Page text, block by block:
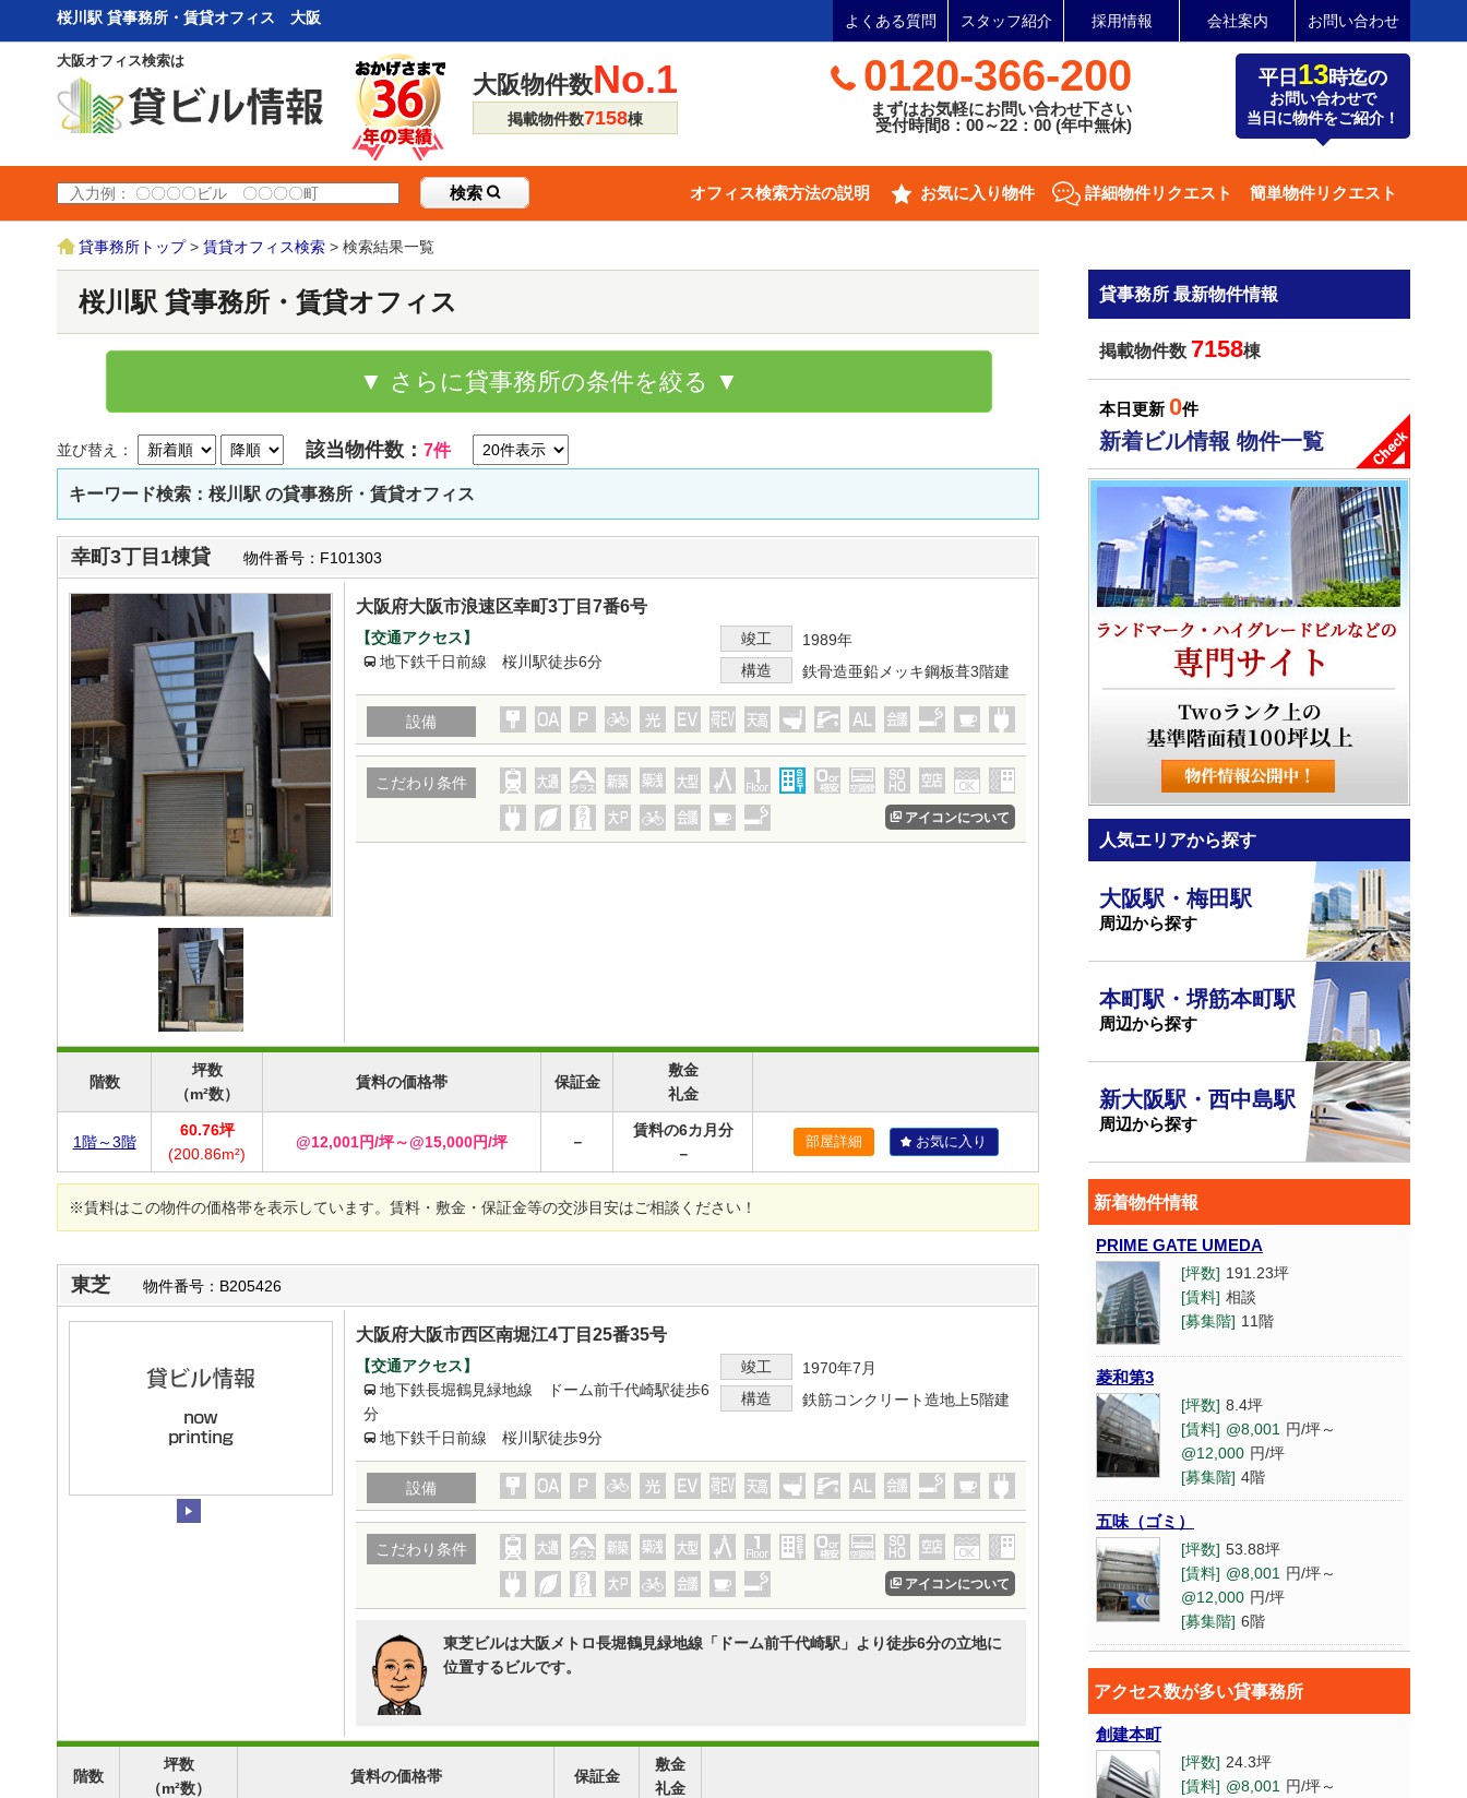
桜川駅 貸事務所・賃貸オフィス 大阪 よくある質問 スタッフ紹介 採用情報 会社案内 お問い合わせ
大阪オフィス検索は
大阪物件数No.1
掲載物件数7158棟
0120-366-200
まずはお気軽にお問い合わせ下さい
受付時間8：00～22：00 (年中無休)
平日 13時迄の
お問い合わせで
当日に物件をご紹介！
検索 オフィス検索方法の説明 お気に入り物件 詳細物件リクエスト 簡単物件リクエスト
貸事務所トップ> 賃貸オフィス検索 > 検索結果一覧
桜川駅 貸事務所・賃貸オフィス
▼ さらに貸事務所の条件を絞る ▼
並び替え： 該当物件数： 7件
キーワード検索：桜川駅 の貸事務所・賃貸オフィス
幸町3丁目1棟貸 物件番号：F101303
大阪府大阪市浪速区幸町3丁目7番6号
【交通アクセス】
地下鉄千日前線 桜川駅徒歩6分
竣工
1989年
構造
鉄骨造亜鉛メッキ鋼板葺3階建
設備
こだわり条件
アイコンについて
階数
坪数
（m²数）
賃料の価格帯 保証金
敷金
礼金
1階～3階
60.76坪
(200.86m²)
@12,001円/坪～@15,000円/坪 －
賃料の6カ月分
－
部屋詳細 お気に入り
※賃料はこの物件の価格帯を表示しています。賃料・敷金・保証金等の交渉目安はご相談ください！
東芝 物件番号：B205426
大阪府大阪市西区南堀江4丁目25番35号
【交通アクセス】
地下鉄長堀鶴見緑地線 ドーム前千代崎駅徒歩6
分
地下鉄千日前線 桜川駅徒歩9分
竣工
1970年7月
構造
鉄筋コンクリート造地上5階建
設備
こだわり条件
アイコンについて
東芝ビルは大阪メトロ長堀鶴見緑地線「ドーム前千代崎駅」より徒歩6分の立地に
位置するビルです。
階数
坪数
（m²数）
賃料の価格帯 保証金
敷金
礼金
貸事務所 最新物件情報
掲載物件数 7158棟
本日更新 0件
新着ビル情報 物件一覧
人気エリアから探す
大阪駅・梅田駅
周辺から探す
本町駅・堺筋本町駅
周辺から探す
新大阪駅・西中島駅
周辺から探す
新着物件情報
PRIME GATE UMEDA
[坪数] 191.23坪
[賃料] 相談
[募集階] 11階
菱和第3
[坪数] 8.4坪
[賃料] @8,001 円/坪～
@12,000 円/坪
[募集階] 4階
五味（ゴミ）
[坪数] 53.88坪
[賃料] @8,001 円/坪～
@12,000 円/坪
[募集階] 6階
ゼニヤベスト
[坪数] 14.4坪
[賃料] @8,001 円/坪～
[募集階] 2階
アクセス数が多い貸事務所
創建本町
[坪数] 24.3坪
[賃料] @8,001 円/坪～